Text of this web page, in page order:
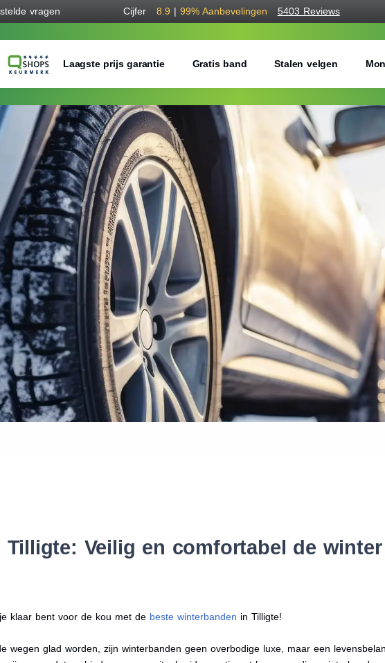
vragen Cijfer 8.9 | 99% Aanbevelingen 5403 Reviews
Laagste prijs garantie Gratis band Stalen velgen
Bestel voordelig
Seizoen:
Breedte:
Waar vind ik de maat van
Help mij met bestellen
Tilligte: Veilig en comfortabel de
klaar bent voor de kou met de beste winterbanden in Tilligte!
wegen glad worden, zijn winterbanden geen overbodige luxe, maar een